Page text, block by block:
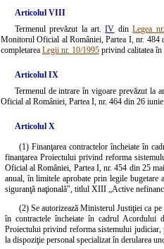
Articolul VIII
Termenul prevăzut la art.IV dinLegea
Monitorul Oficial al României, Partea I, nr.
completarea Legii nr. 10/1995privind calitatea în
Articolul IX
Termenul de intrare în vigoare prevăzut la
Oficial al României, Partea I, nr. 464 din 26
Articolul X
(1) Finanţarea contractelor încheiate în
finanţarea Proiectului privind reforma
Oficial al României, Partea I, nr. 454 din 25
anual, în limitele aprobate prin legile
siguranţă naţională", titlul XIII „Active
(2) Se autorizează Ministerul Justiţiei ca
în contractele încheiate în cadrul Acordului
Proiectului privind reforma sistemului judiciar,
la dispoziţie personal specializat în derularea